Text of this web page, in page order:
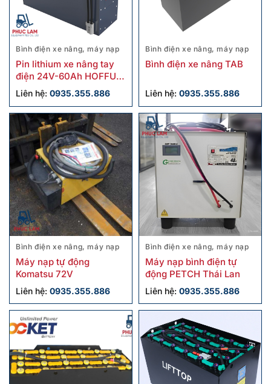
Bình điện xe nâng, máy nạp
Pin lithium xe nâng tay
điện 24V-60Ah HOFFUM
8-LFP-60-EV-NOB
Liên hệ: 0935.355.886
Bình điện xe nâng, máy nạp
Bình điện xe nâng TAB
Liên hệ: 0935.355.886
Bình điện xe nâng, máy nạp
Máy nạp tự động
Komatsu 72V
Liên hệ: 0935.355.886
Bình điện xe nâng, máy nạp
Máy nạp bình điện tự
động PETCH Thái Lan
Liên hệ: 0935.355.886